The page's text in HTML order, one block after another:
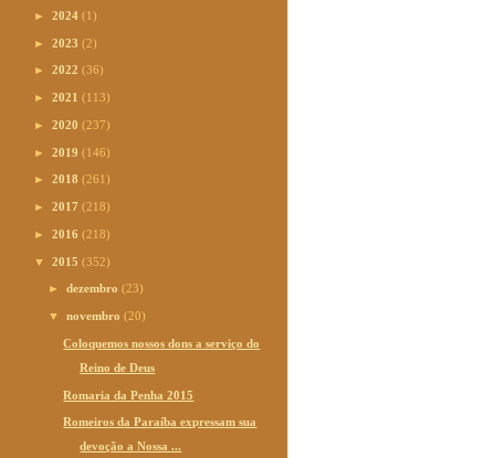
► 2024 (1)
► 2023 (2)
► 2022 (36)
► 2021 (113)
► 2020 (237)
► 2019 (146)
► 2018 (261)
► 2017 (218)
► 2016 (218)
▼ 2015 (352)
►dezembro(23)
▼novembro(20)
Coloquemos nossos dons a serviço do
Reino de Deus
Romaria da Penha 2015
Romeiros da Paraíba expressam sua
devoção a Nossa ...